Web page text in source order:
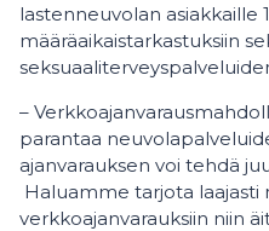
lastenneuvolan asiakkaille
määräaikaistarkastuksiin
–
parantaa
ajanvarauksen voi tehdä
Haluamme tarjota laajasti
verkkoajanvarauksiin niin